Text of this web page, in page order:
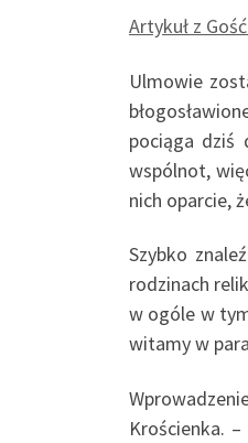
Artykuł z
Ulmowie
pociąga dziś
wspólnot,
nich oparcie,
Szybko
rodzinach
w ogóle w
witamy w
Krościenka.